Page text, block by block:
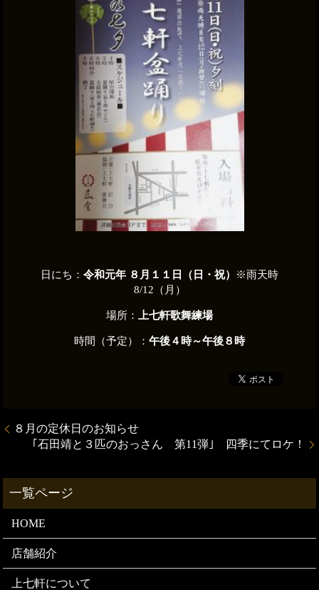
日にち： 令和元年 ８月１１日（日・祝）
※雨天時
8/12（月）
場所： 上七軒歌舞練場
時間（予定）： 午後４時～午後８時
８月の定休日のお知らせ
｢石田靖と３匹のおっさん 第11弾｣ 四季にてロケ！
HOME
店舗紹介
上七軒について